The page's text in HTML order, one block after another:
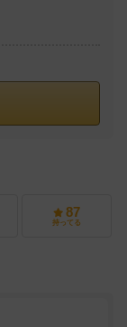
87
持ってる